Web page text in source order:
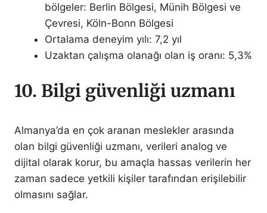
bölgeler: Berlin Bölgesi, Münih Bölgesi ve
Çevresi, Köln-Bonn Bölgesi
Ortalama deneyim yılı: 7,2 yıl
Uzaktan çalışma olanağı olan iş oranı: 5,3%
10. Bilgi güvenliği uzmanı
Almanya’da en çok aranan meslekler arasında
olan bilgi güvenliği uzmanı, verileri analog ve
dijital olarak korur, bu amaçla hassas verilerin her
zaman sadece yetkili kişiler tarafından erişilebilir
olmasını sağlar.